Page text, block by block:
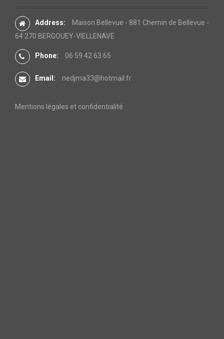
Address:
Maison Bellevue - 881 Chemin de Bellevue -
64 270 BERGOUEY-VIELLENAVE
Phone: 06 59 42 63 65
Email: nedjma33@hotmail.fr
Mentions légales et confidentialité